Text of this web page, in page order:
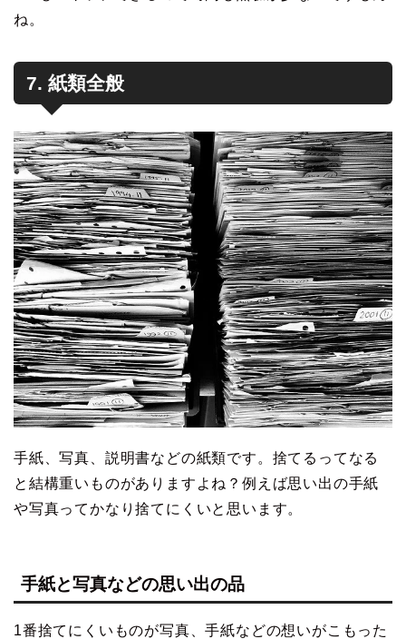
ね。
7. 紙類全般
手紙、写真、説明書などの紙類です。捨てるってなる
と結構重いものがありますよね？例えば思い出の手紙
や写真ってかなり捨てにくいと思います。
手紙と写真などの思い出の品
1番捨てにくいものが写真、手紙などの想いがこもった